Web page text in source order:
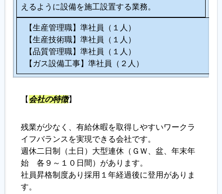
えるように設備を施工設置する業務。
【生産管理職】準社員（１人）
【生産技術職】準社員（１人）
【品質管理職】準社員（１人）
【ガス設備工事】準社員（２人）
【 会社の特徴】
残業が少なく、有給休暇を取得しやすいワークラ
イフバランスを実現できる会社です。
週休二日制（土日）大型連休（ＧＷ、盆、年末年
始 各９～１０日間）があります。
社員昇格制度あり採用１年経過後に登用がありま
す。